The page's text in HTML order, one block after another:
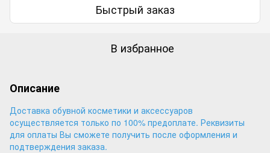
Быстрый заказ
В избранное
Описание
Доставка обувной косметики и аксессуаров
осуществляется только по 100% предоплате. Реквизиты
для оплаты Вы сможете получить после оформления и
подтверждения заказа.